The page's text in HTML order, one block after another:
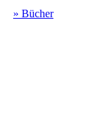
» Bücher